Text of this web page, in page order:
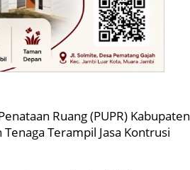
Ruang (PUPR) Kabupaten
Terampil Jasa Kontrusi